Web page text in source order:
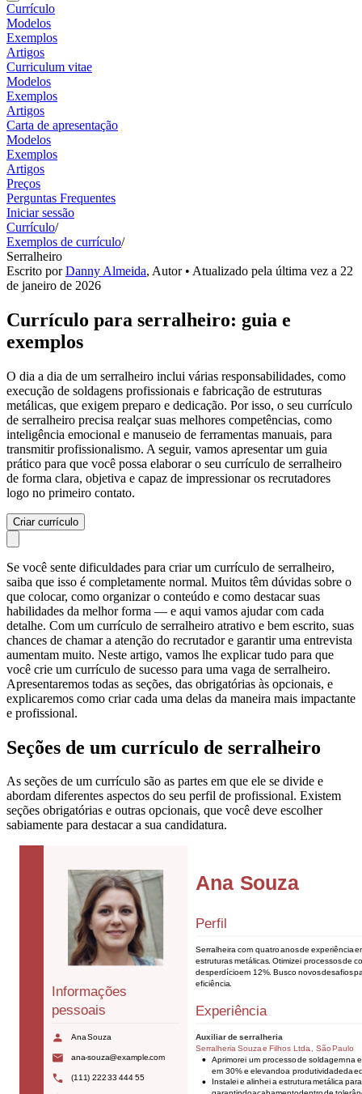
Currículo
Modelos
Exemplos
Artigos
Curriculum vitae
Modelos
Exemplos
Artigos
Carta de apresentação
Modelos
Exemplos
Artigos
Preços
Perguntas Frequentes
Iniciar sessão
Currículo/
Exemplos de currículo/
Serralheiro
Escrito porDanny Almeida, Autor• Atualizado pela última vez a 22
de janeiro de 2026
Currículo para serralheiro: guia e
exemplos
O dia a dia de um serralheiro inclui várias responsabilidades, como
execução de soldagens profissionais e fabricação de estruturas
metálicas, que exigem preparo e dedicação. Por isso, o seu currículo
de serralheiro precisa realçar suas melhores competências, como
inteligência emocional e manuseio de ferramentas manuais, para
transmitir profissionalismo. A seguir, vamos apresentar um guia
prático para que você possa elaborar o seu currículo de serralheiro
de forma clara, objetiva e capaz de impressionar os recrutadores
logo no primeiro contato.
Criar currículo
Se você sente dificuldades para criar um currículo de serralheiro,
saiba que isso é completamente normal. Muitos têm dúvidas sobre o
que colocar, como organizar o conteúdo e como destacar suas
habilidades da melhor forma — e aqui vamos ajudar com cada
detalhe. Com um currículo de serralheiro atrativo e bem escrito, suas
chances de chamar a atenção do recrutador e garantir uma entrevista
aumentam muito. Neste artigo, vamos lhe explicar tudo para que
você crie um currículo de sucesso para uma vaga de serralheiro.
Apresentaremos todas as seções, das obrigatórias às opcionais, e
explicaremos como criar cada uma delas da maneira mais impactante
e profissional.
Seções de um currículo de serralheiro
As seções de um currículo são as partes em que ele se divide e
abordam diferentes aspectos do seu perfil de profissional. Existem
seções obrigatórias e outras opcionais, que você deve escolher
sabiamente para destacar a sua candidatura.